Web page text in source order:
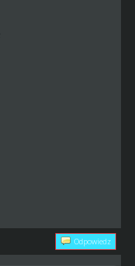
Odpowiedz